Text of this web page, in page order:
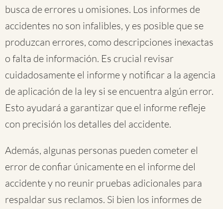
busca de errores u omisiones. Los informes de
accidentes no son infalibles, y es posible que se
produzcan errores, como descripciones inexactas
o falta de información. Es crucial revisar
cuidadosamente el informe y notificar a la agencia
de aplicación de la ley si se encuentra algún error.
Esto ayudará a garantizar que el informe refleje
con precisión los detalles del accidente.
Además, algunas personas pueden cometer el
error de confiar únicamente en el informe del
accidente y no reunir pruebas adicionales para
respaldar sus reclamos. Si bien los informes de